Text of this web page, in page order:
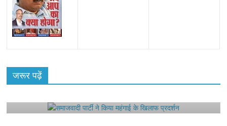
जरूर पढ़ें
राजनीतिक
समाजवादी पार्टी ने किया महंगाई के खिलाफ प्रदर्शन